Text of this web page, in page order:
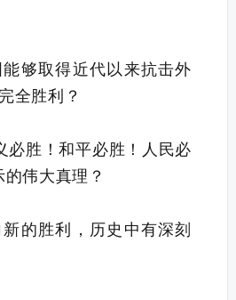
够取得近代以来抗击外
全胜利？
必胜！和平必胜！人民必
伟大真理？
的胜利，历史中有深刻